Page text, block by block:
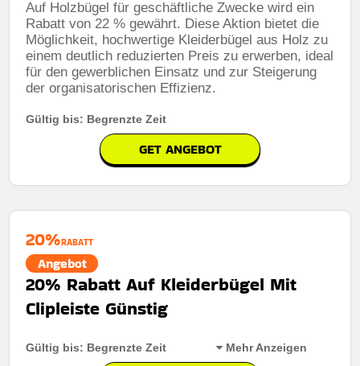
Kumulierbar:Nicht mit anderen angeboten
kombinierbar
Bedingungen:Weitere informationen finden sie in den
geschäftsbedingungen auf der website des händlers
Auf Holzbügel für geschäftliche Zwecke wird ein
Rabatt von 22 % gewährt. Diese Aktion bietet die
Möglichkeit, hochwertige Kleiderbügel aus Holz zu
einem deutlich reduzierten Preis zu erwerben, ideal
für den gewerblichen Einsatz und zur Steigerung
der organisatorischen Effizienz.
Gültig bis: Begrenzte Zeit
GET ANGEBOT
20%RABATT
Angebot
20% Rabatt Auf Kleiderbügel Mit
Clipleiste Günstig
Gültig bis: Begrenzte Zeit Mehr Anzeigen